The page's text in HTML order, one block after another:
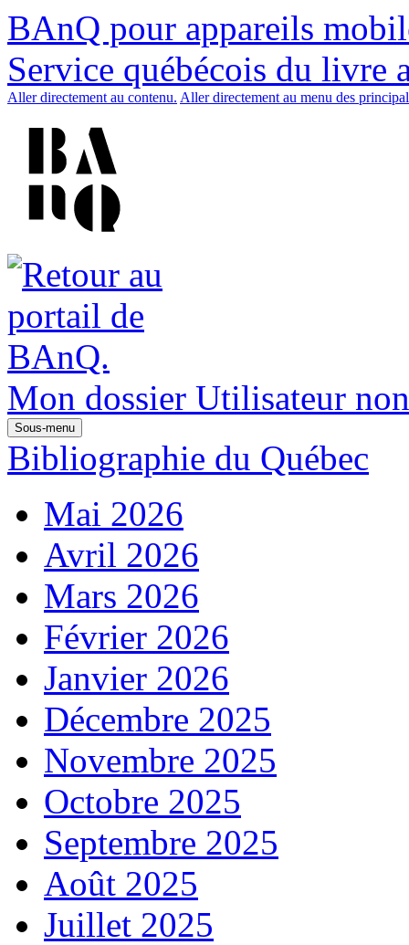
BAnQ pour appareils
Service québécois du livre
Aller directement au contenu. Aller directement au menu des
Mon dossier Utilisateur
Sous-menu
Bibliographie du Québec
Mai 2026
Avril 2026
Mars 2026
Février 2026
Janvier 2026
Décembre 2025
Novembre 2025
Octobre 2025
Septembre 2025
Août 2025
Juillet 2025